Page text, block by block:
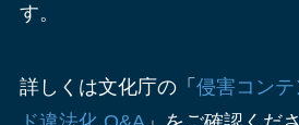
す。
詳しくは文化庁の「 侵害コン